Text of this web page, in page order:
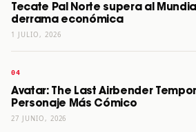
Tecate Pal Norte supera al
derrama económica
1 JULIO, 2026
Avatar: The Last Airbender
Personaje Más Cómico
27 JUNIO, 2026